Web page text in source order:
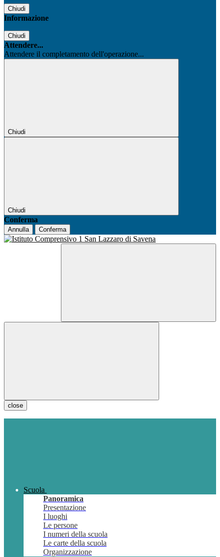
Chiudi
Informazione
Chiudi
Attendere...
Attendere il completamento dell'operazione...
Chiudi
Chiudi
Conferma
Annulla Conferma
close
Scuola
Panoramica
Presentazione
I luoghi
Le persone
I numeri della scuola
Le carte della scuola
Organizzazione